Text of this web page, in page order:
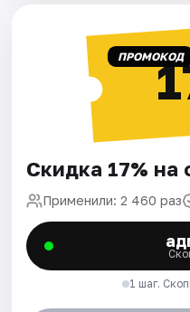
ПРОМОКОД
Скидка 17% на
Применили: 2 460 раз
1 шаг.